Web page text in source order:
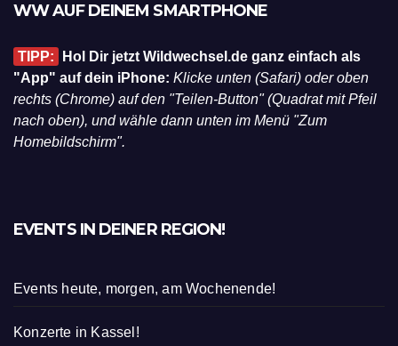
WW AUF DEINEM SMARTPHONE
TIPP:
Hol Dir jetzt Wildwechsel.de ganz einfach als
"App" auf dein iPhone: Klicke unten (Safari) oder oben
rechts (Chrome) auf den "Teilen-Button" (Quadrat mit Pfeil
nach oben), und wähle dann unten im Menü "Zum
Homebildschirm".
EVENTS IN DEINER REGION!
Events heute, morgen, am Wochenende!
Konzerte in Kassel!